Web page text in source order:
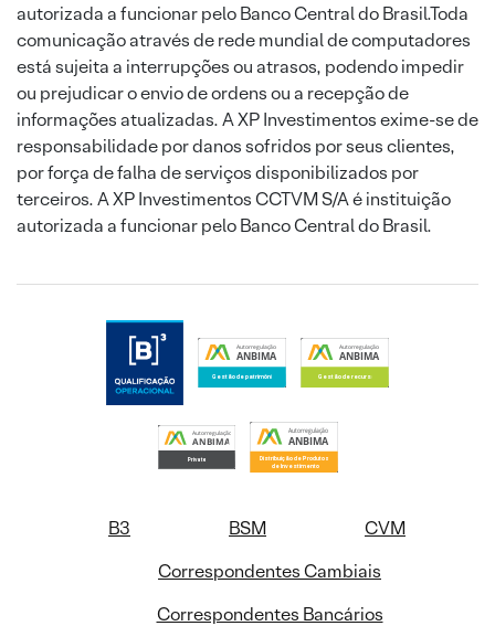
autorizada a funcionar pelo Banco Central do Brasil.Toda
comunicação através de rede mundial de computadores
está sujeita a interrupções ou atrasos, podendo impedir
ou prejudicar o envio de ordens ou a recepção de
informações atualizadas. A XP Investimentos exime-se de
responsabilidade por danos sofridos por seus clientes,
por força de falha de serviços disponibilizados por
terceiros. A XP Investimentos CCTVM S/A é instituição
autorizada a funcionar pelo Banco Central do Brasil.
B3 BSM
CVM
Correspondentes Cambiais
Correspondentes Bancários